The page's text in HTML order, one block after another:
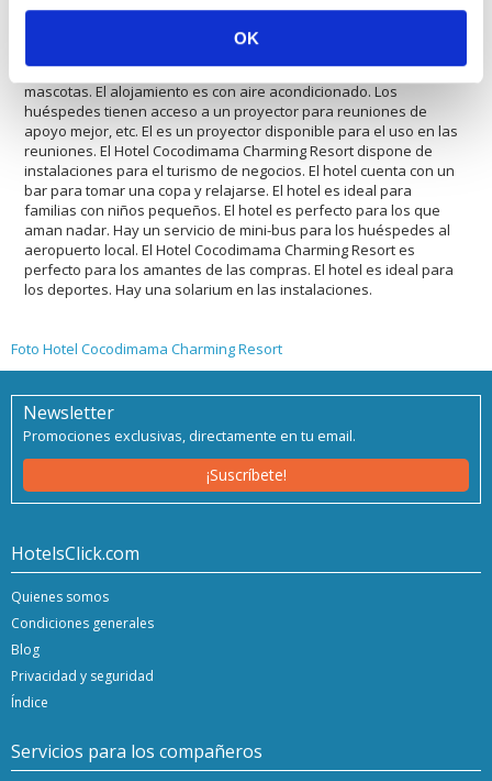
OK
grandes y pequeños. El hotel dispone de un servicio de alquiler
de coches. Los huéspedes encontrarán un aparcamiento para
poder dejar un coche con seguridad. El hotel es adecuado para
grupos grandes y pequeños. El hotel es apropiado para las
mascotas. El alojamiento es con aire acondicionado. Los
huéspedes tienen acceso a un proyector para reuniones de
apoyo mejor, etc. El es un proyector disponible para el uso en las
reuniones. El Hotel Cocodimama Charming Resort dispone de
instalaciones para el turismo de negocios. El hotel cuenta con un
bar para tomar una copa y relajarse. El hotel es ideal para
familias con niños pequeños. El hotel es perfecto para los que
aman nadar. Hay un servicio de mini-bus para los huéspedes al
aeropuerto local. El Hotel Cocodimama Charming Resort es
perfecto para los amantes de las compras. El hotel es ideal para
los deportes. Hay una solarium en las instalaciones.
Foto Hotel Cocodimama Charming Resort
Newsletter
Promociones exclusivas, directamente en tu email.
¡Suscríbete!
HotelsClick.com
Quienes somos
Condiciones generales
Blog
Privacidad y seguridad
Índice
Servicios para los compañeros